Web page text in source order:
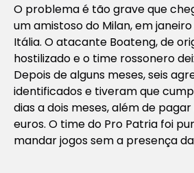
O problema é tão grave que
um amistoso do Milan, em
Itália. O atacante Boateng, de
hostilizado e o time rossonero
Depois de alguns meses, seis
identificados e tiveram que
dias a dois meses, além de
euros. O time do Pro Patria foi
mandar jogos sem a presença